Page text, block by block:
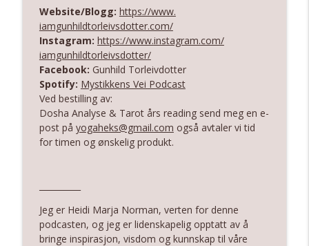
Website/Blogg: https://www.
iamgunhildtorleivsdotter.com/
Instagram: https://www.instagram.com/
iamgunhildtorleivsdotter/
Facebook: Gunhild Torleivdotter
Spotify: Mystikkens Vei Podcast
Ved bestilling av:
Dosha Analyse & Tarot års reading send meg en e-
post på yogaheks@gmail.com også avtaler vi tid
for timen og ønskelig produkt.
Jeg er Heidi Marja Norman, verten for denne
podcasten, og jeg er lidenskapelig opptatt av å
bringe inspirasjon, visdom og kunnskap til våre